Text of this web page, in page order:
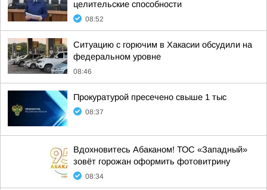
целительские способности
08:52
Ситуацию с горючим в Хакасии обсудили на
федеральном уровне
08:46
Прокуратурой пресечено свыше 1 тыс
08:37
Вдохновитесь Абаканом! ТОС «Западный»
зовёт горожан оформить фотовитрину
08:34